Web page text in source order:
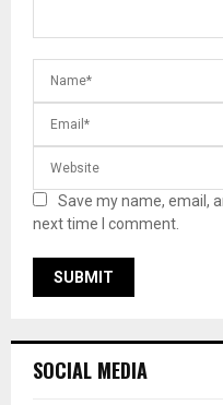
Save my name, email,
next time I comment.
SOCIAL MEDIA